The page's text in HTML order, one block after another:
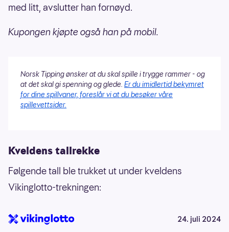
med litt, avslutter han fornøyd.
Kupongen kjøpte også han på mobil.
Norsk Tipping ønsker at du skal spille i trygge rammer - og
at det skal gi spenning og glede. Er du imidlertid bekymret
for dine spillvaner, foreslår vi at du besøker våre
spillevettsider.
Kveldens tallrekke
Følgende tall ble trukket ut under kveldens
Vikinglotto-trekningen:
24. juli 2024